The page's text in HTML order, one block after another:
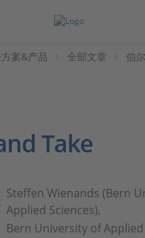
产品
案&产品 全部文章 伯
Take
Steffen Wienands (Bern
Applied Sciences),
Bern University of Applied